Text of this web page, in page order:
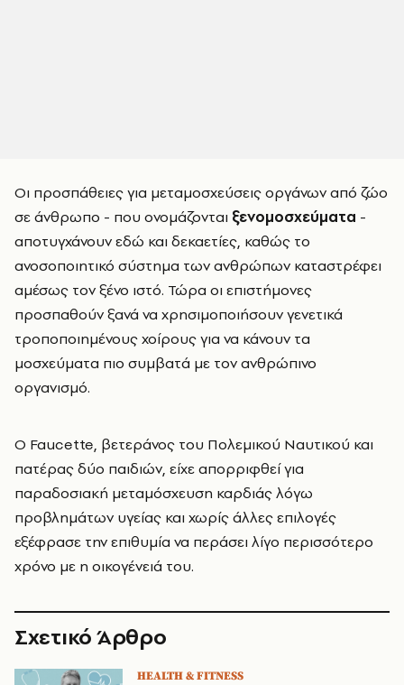
Οι προσπάθειες για μεταμοσχεύσεις οργάνων από ζώο
σε άνθρωπο - που ονομάζονται ξενομοσχεύματα -
αποτυγχάνουν εδώ και δεκαετίες, καθώς το
ανοσοποιητικό σύστημα των ανθρώπων καταστρέφει
αμέσως τον ξένο ιστό. Τώρα οι επιστήμονες
προσπαθούν ξανά να χρησιμοποιήσουν γενετικά
τροποποιημένους χοίρους για να κάνουν τα
μοσχεύματα πιο συμβατά με τον ανθρώπινο
οργανισμό.
Ο Faucette, βετεράνος του Πολεμικού Ναυτικού και
πατέρας δύο παιδιών, είχε απορριφθεί για
παραδοσιακή μεταμόσχευση καρδιάς λόγω
προβλημάτων υγείας και χωρίς άλλες επιλογές
εξέφρασε την επιθυμία να περάσει λίγο περισσότερο
χρόνο με η οικογένειά του.
Σχετικό Άρθρο
HEALTH & FITNESS